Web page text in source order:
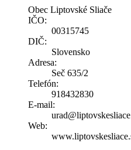
Obec Liptovské Sliače
IČO:
00315745
DIČ:
Slovensko
Adresa:
Seč 635/2
Telefón:
918432830
E-mail:
Web: